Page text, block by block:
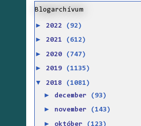
Blogarchívum
► 2022 (92)
► 2021 (612)
► 2020 (747)
► 2019 (1135)
▼ 2018 (1081)
► december (93)
► november (143)
► október (123)